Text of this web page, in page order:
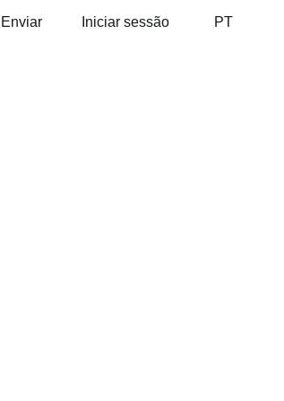
Enviar Iniciar sessão PT